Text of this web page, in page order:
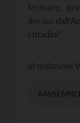
fermare,
deciso
cittadini”.
di redazione